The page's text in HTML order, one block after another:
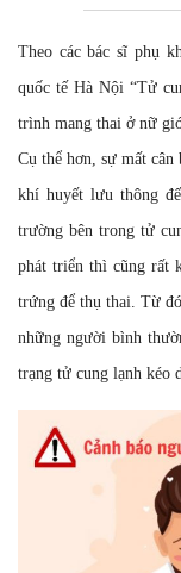
Theo các bác sĩ phụ
quốc tế Hà Nội “Tử
trình mang thai ở nữ
Cụ thể hơn, sự mất
khí huyết lưu thông
trường bên trong tử
phát triển thì cũng rất
trứng để thụ thai. Từ
những người bình
trạng tử cung lạnh kéo